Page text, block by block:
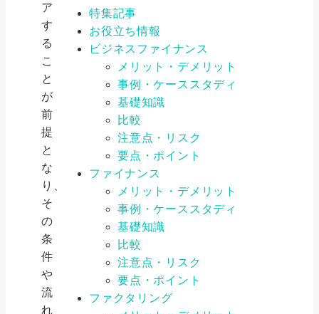
ア
す
る
こ
と
が
前
提
と
な
り、
そ
の
条
件
や
流
れ
特集記事
お役立ち情報
ビジネスファイナンス
メリット・デメリット
事例・ケーススタディ
基礎知識
比較
注意点・リスク
要点・ポイント
ファイナンス
メリット・デメリット
事例・ケーススタディ
基礎知識
比較
注意点・リスク
要点・ポイント
ファクタリング